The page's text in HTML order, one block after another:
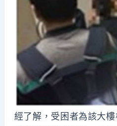
經了解，受困者為該大